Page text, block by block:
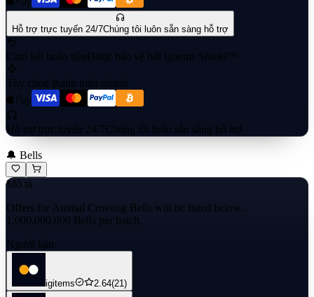
Hỗ trợ trực tuyến 24/7Chúng tôi luôn sẵn sàng hỗ trợ
Cam kết hoàn tiềnĐược bảo vệ bởi igitems Shield™
Tùy chọn thanh toán nhanh
Hỗ trợ trực tuyến 24/7Chúng tôi luôn sẵn sàng hỗ trợ
🔔 Bells
Mô tả
Offers for Animal Crossing Bells will be listed below.
1,000,000,000 Bells per batch.
Người bán
igitems 2.64(21)